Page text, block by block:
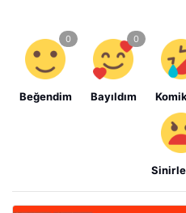
Beğendim Bayıldım